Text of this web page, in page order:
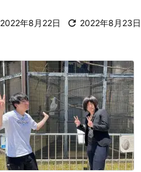
2022年8月22日  2022年8月23日